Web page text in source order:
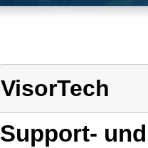
VisorTech
Support-